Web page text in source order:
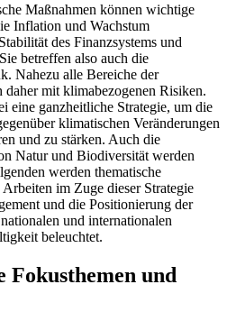
Maßnahmen können wichtige
Inflation und Wachstum
des Finanzsystems und
betreffen also auch die
Nahezu alle Bereiche der
daher mit klimabezogenen Risiken.
eine ganzheitliche Strategie, um die
klimatischen Veränderungen
und zu stärken. Auch die
Natur und Biodiversität werden
werden thematische
im Zuge dieser Strategie
und die Positionierung der
und internationalen
beleuchtet.
Fokusthemen und